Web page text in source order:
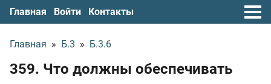
Главная Войти Контакты
Главная » Б.3 » Б.3.6
359. Что должны обеспечивать